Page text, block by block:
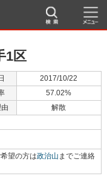
1区
2017/10/22
57.02%
解散
望の方は政治山 までご連絡